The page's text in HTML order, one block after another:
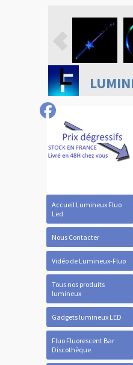
Accueil Lumineux Fluo
Led
Nous Contacter
Vidéo de Lumineux-Fluo
Tous nos produits
lumineux
Gadgets lumineux LED
Fluo Fluorescent Bar
Discothèque